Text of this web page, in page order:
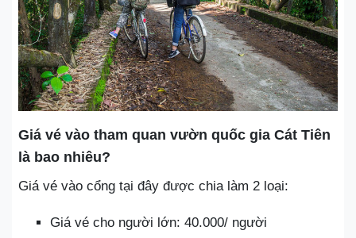
Giá vé vào tham quan vườn quốc gia Cát Tiên
là bao nhiêu?
Giá vé vào cổng tại đây được chia làm 2 loại:
Giá vé cho người lớn: 40.000/ người